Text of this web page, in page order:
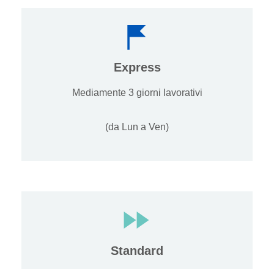
Express
Mediamente 3 giorni lavorativi
(da Lun a Ven)
Standard